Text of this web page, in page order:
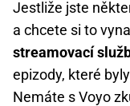
Jestliže jste
a chcete si to
streamovací
epizody, které
Nemáte s Voyo